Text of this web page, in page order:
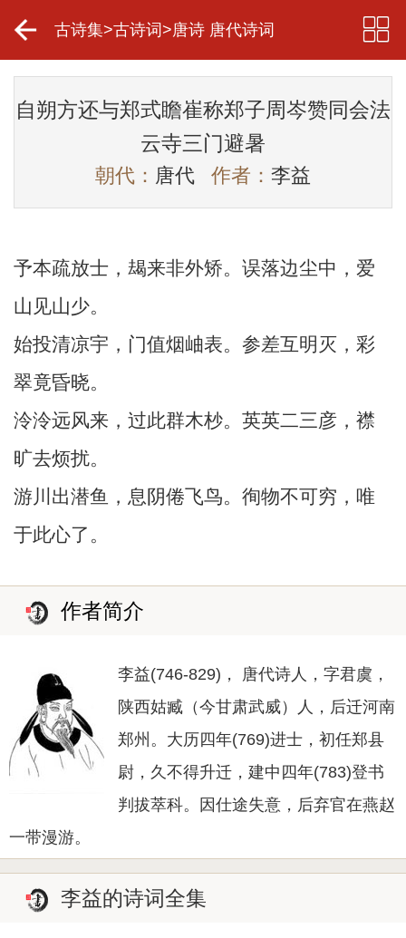
古诗集>古诗词 >唐诗 唐代诗词
自朔方还与郑式瞻崔称郑子周岑赞同会法
云寺三门避暑
朝代： 唐代 作者： 李益
予本疏放士，朅来非外矫。误落边尘中，爱
山见山少。
始投清凉宇，门值烟岫表。参差互明灭，彩
翠竟昏晓。
泠泠远风来，过此群木杪。英英二三彦，襟
旷去烦扰。
游川出潜鱼，息阴倦飞鸟。徇物不可穷，唯
于此心了。
作者简介
李益(746-829)， 唐代诗人，字君虞，
陕西姑臧（今甘肃武威）人，后迁河南
郑州。大历四年(769)进士，初任郑县
尉，久不得升迁，建中四年(783)登书
判拔萃科。因仕途失意，后弃官在燕赵
一带漫游。
李益的诗词全集